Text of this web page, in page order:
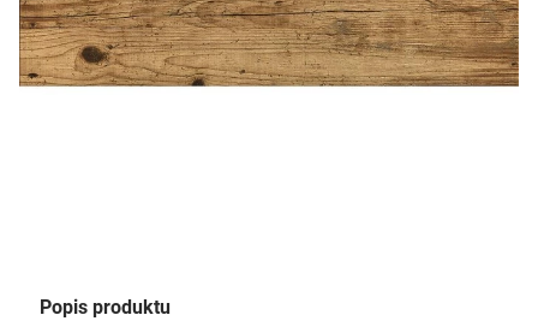
Popis produktu